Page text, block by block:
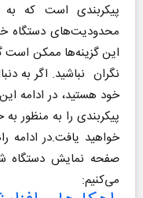
پیکربندی است که
محدودیت‌های دستگاه
این گزینه‌‌ها ممکن است
نگران نباشید. اگر به
خود هستید، در ادامه
پیکربندی را به منظور
خواهید یافت.در ادامه
صفحه نمایش دستگاه
می‌کنیم: